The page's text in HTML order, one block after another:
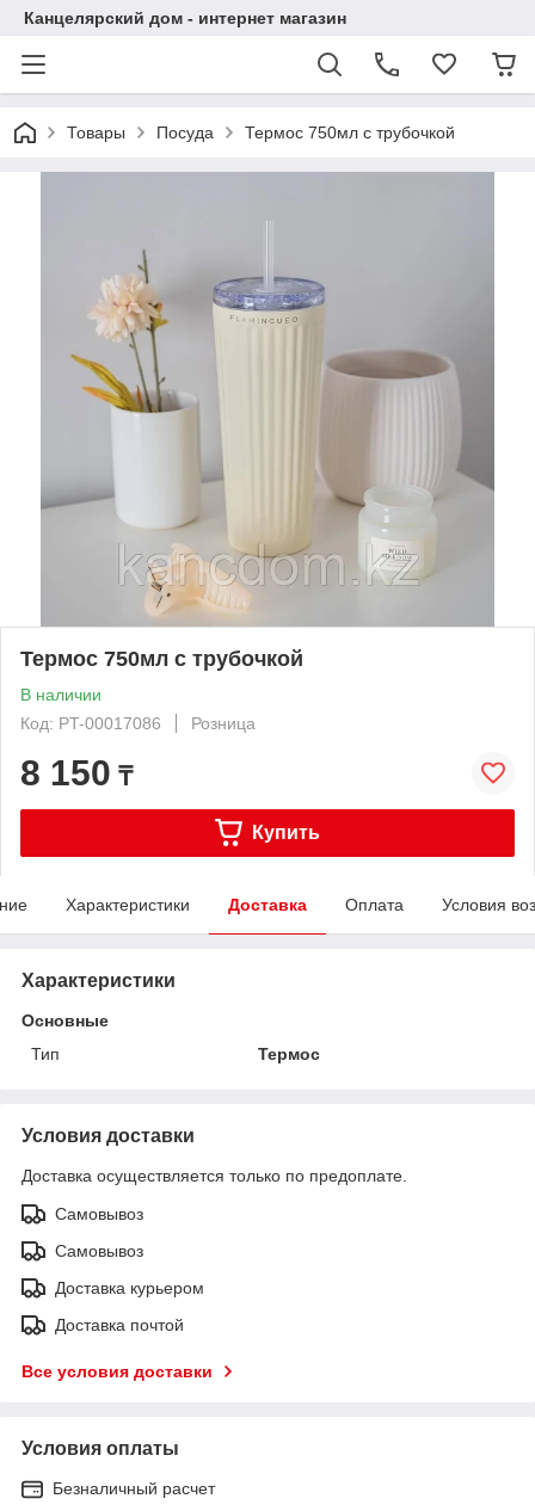
Канцелярский дом - интернет магазин
Товары Посуда Термос 750мл с трубочкой
Термос 750мл с трубочкой
В наличии
Код: PT-00017086
Розница
8 150 ₸
Купить
Характеристики Доставка Оплата Условия
Характеристики
Основные
Тип
Термос
Условия доставки
Доставка осуществляется только по предоплате.
Самовывоз
Самовывоз
Доставка курьером
Доставка почтой
Все условия доставки
Условия оплаты
Безналичный расчет